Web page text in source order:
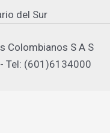
del Sur
Colombianos S A S
Tel: (601)6134000